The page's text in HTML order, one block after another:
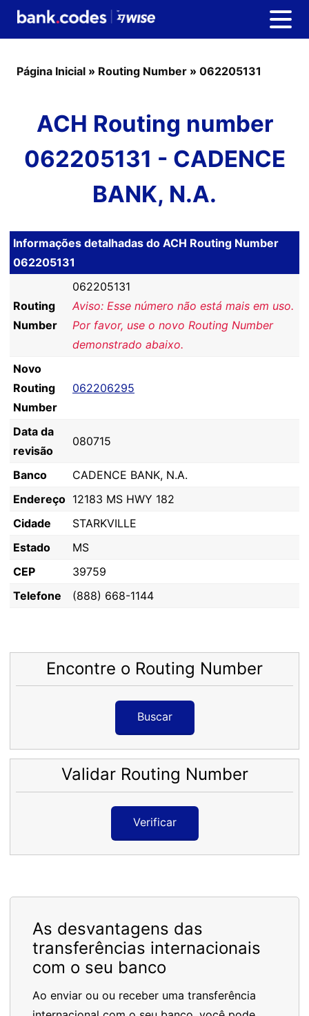
Página Inicial » Routing Number » 062205131
ACH Routing number
062205131 - CADENCE
BANK, N.A.
Informações detalhadas do ACH Routing Number
062205131
Routing
Number
062205131
Aviso: Esse número não está mais em uso.
Por favor, use o novo Routing Number
demonstrado abaixo.
Novo
Routing
Number
062206295
Data da
revisão
080715
Banco
CADENCE BANK, N.A.
Endereço 12183 MS HWY 182
Cidade
STARKVILLE
Estado
MS
CEP
39759
Telefone
(888) 668-1144
Encontre o Routing Number
Buscar
Validar Routing Number
Verificar
As desvantagens das
transferências internacionais
com o seu banco
Ao enviar ou ou receber uma transferência